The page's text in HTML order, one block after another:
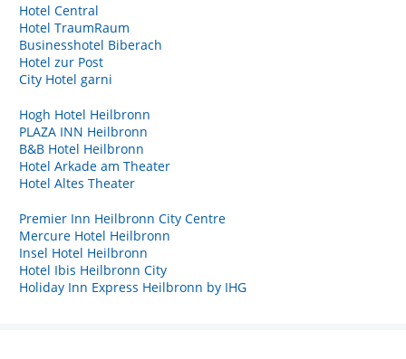
Hotel Central
Hotel TraumRaum
Businesshotel Biberach
Hotel zur Post
City Hotel garni
Hogh Hotel Heilbronn
PLAZA INN Heilbronn
B&B Hotel Heilbronn
Hotel Arkade am Theater
Hotel Altes Theater
Premier Inn Heilbronn City Centre
Mercure Hotel Heilbronn
Insel Hotel Heilbronn
Hotel Ibis Heilbronn City
Holiday Inn Express Heilbronn by IHG